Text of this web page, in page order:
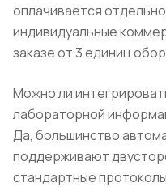
оплачивается
индивидуальные
заказе от 3 единиц
Можно ли
лабораторной
Да, большинство
поддерживают
стандартные протоколы